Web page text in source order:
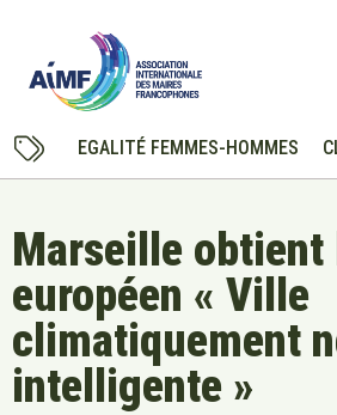
EGALITÉ FEMMES-HOMMES
Marseille obtient
européen « Ville
climatiquement
intelligente »